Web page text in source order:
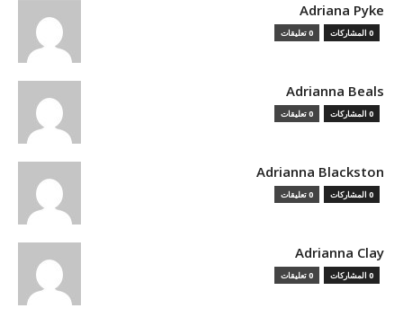
Adriana Pyke
0 المشاركات 0 تعليقات
Adrianna Beals
0 المشاركات 0 تعليقات
Adrianna Blackston
0 المشاركات 0 تعليقات
Adrianna Clay
0 المشاركات 0 تعليقات